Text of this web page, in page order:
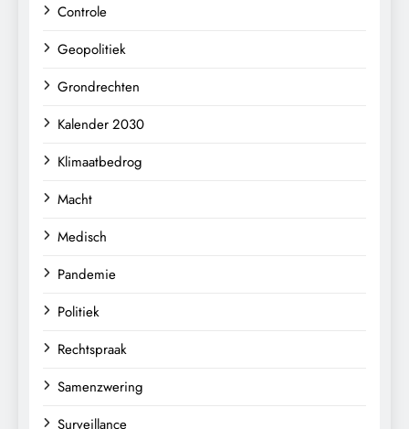
Controle
Geopolitiek
Grondrechten
Kalender 2030
Klimaatbedrog
Macht
Medisch
Pandemie
Politiek
Rechtspraak
Samenzwering
Surveillance